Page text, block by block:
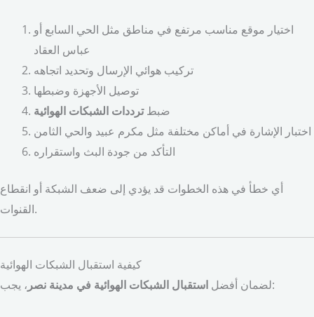
اختيار موقع مناسب مرتفع في مناطق مثل الحي السابع أو
عباس العقاد
تركيب هوائي الإرسال وتحديد اتجاهه
توصيل الأجهزة وضبطها
ضبطترددات الشبكات الهوائية
اختبار الإشارة في أماكن مختلفة مثل مكرم عبيد والحي الثامن
التأكد من جودة البث واستقراره
أي خطأ في هذه الخطوات قد يؤدي إلى ضعف الشبكة أو انقطاع
القنوات.
كيفية استقبال الشبكات الهوائية
لضمان أفضل استقبال الشبكات الهوائية في مدينة نصر ، يجب: